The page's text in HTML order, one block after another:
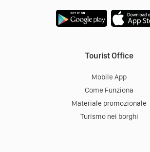
Tourist Office
Mobile App
Come Funziona
Materiale promozionale
Turismo nei borghi